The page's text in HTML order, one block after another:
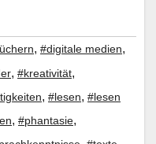
, #digitale medien,
, #kreativität,
, #lesen, #lesen
, #phantasie,